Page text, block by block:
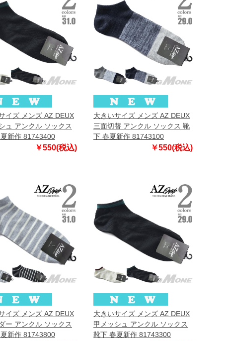
イズ メンズ AZ DEUX
ュ アンクル ソックス
新作 81743400
￥550(税込)
大きいサイズ メンズ AZ DEUX
三面切替 アンクル ソックス 靴
下 春夏新作 81743100
￥550(税込)
イズ メンズ AZ DEUX
ー アンクル ソックス
新作 81743800
大きいサイズ メンズ AZ DEUX
甲メッシュ アンクル ソックス
靴下 春夏新作 81743300